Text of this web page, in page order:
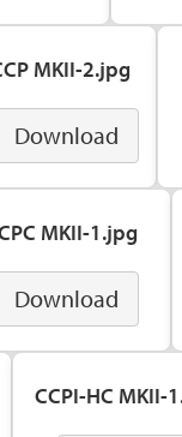
MKII-2.jpg
Download
MKII-1.jpg
Download
CCPI-HC MKII-